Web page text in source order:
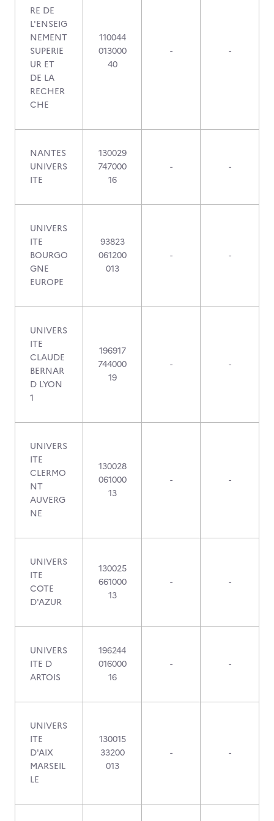
RE DE
L'ENSEIG
NEMENT
SUPERIE
UR ET
DE LA
RECHER
CHE
110044
013000
40
- -
NANTES
UNIVERS
ITE
130029
747000
16
- -
UNIVERS
ITE
BOURGO
GNE
EUROPE
93823
061200
013
- -
UNIVERS
ITE
CLAUDE
BERNAR
D LYON
1
196917
744000
19
- -
UNIVERS
ITE
CLERMO
NT
AUVERG
NE
130028
061000
13
- -
UNIVERS
ITE
COTE
D'AZUR
130025
661000
13
- -
UNIVERS
ITE D
ARTOIS
196244
016000
16
- -
UNIVERS
ITE
D'AIX
MARSEIL
LE
130015
33200
013
- -